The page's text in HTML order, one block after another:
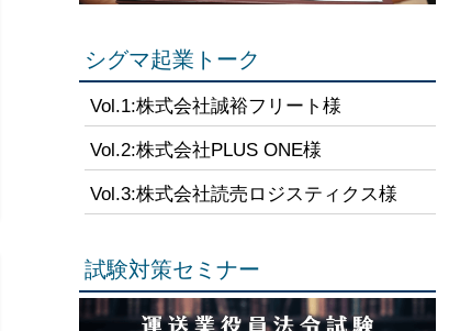
シグマ起業トーク
Vol.1:株式会社誠裕フリート様
Vol.2:株式会社PLUS ONE様
Vol.3:株式会社読売ロジスティクス様
試験対策セミナー